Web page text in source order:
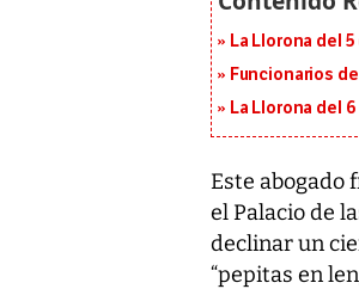
La Llorona del
Funcionarios
La Llorona del
Este abogado
el Palacio de
declinar un
“pepitas en